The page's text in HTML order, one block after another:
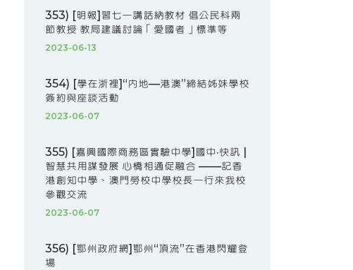
353) [明報]習七一講話納教材 倡公民科兩
節教授 教局建議討論「愛國者」標準等
2023-06-13
354) [學在浙裡]“內地—港澳”締結姊妹學校
簽約與座談活動
2023-06-07
355) [嘉興國際商務區實驗中學]國中·快訊 |
智慧共用謀發展 心橋相通促融合 ——記香
港創知中學、澳門勞校中學校長一行來我校
參觀交流
2023-06-07
356) [鄂州政府網]鄂州“頂流”在香港閃耀登
場